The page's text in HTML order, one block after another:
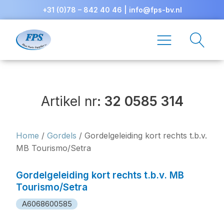
+31 (0)78 – 842 40 46 info@fps-bv.nl
Artikel nr: 32 0585 314
Home / Gordels / Gordelgeleiding kort rechts t.b.v.
MB Tourismo/Setra
Gordelgeleiding kort rechts t.b.v. MB
Tourismo/Setra
A6068600585